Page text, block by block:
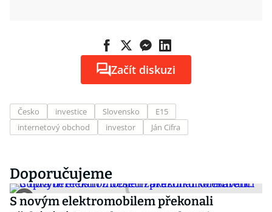
Začít diskuzi
Česko investice Slovensko
E15
internetový obchod
investor Ján Cifra
Doporučujeme
S novým elektromobilem překonali